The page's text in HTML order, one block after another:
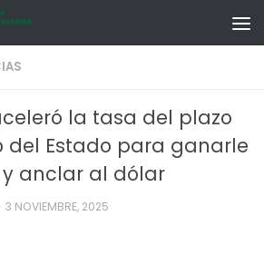
la tasa del plazo
del Estado para ganarle
anclar al dólar
· 3 NOVIEMBRE, 2025